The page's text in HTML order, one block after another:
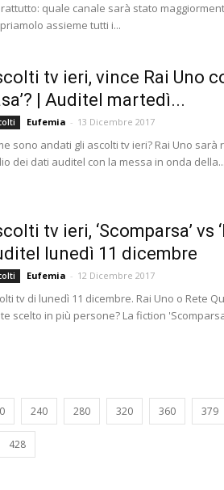
quale canale sarà stato
assieme tutti i...
tv ieri, vince Rai Uno
| Auditel martedì...
Eufemia - 13 Dicembre 2017
sono andati gli ascolti tv ieri? Rai Uno sarà
dei dati auditel con la messa in onda della...
tv ieri, ‘Scomparsa’ vs
lunedì 11 dicembre
Eufemia - 12 Dicembre 2017
tv di lunedì 11 dicembre. Rai Uno o Rete
scelto in più persone? La fiction
240 280 320 360 379
428